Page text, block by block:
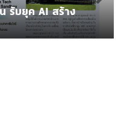
รับยุค AI สร้าง